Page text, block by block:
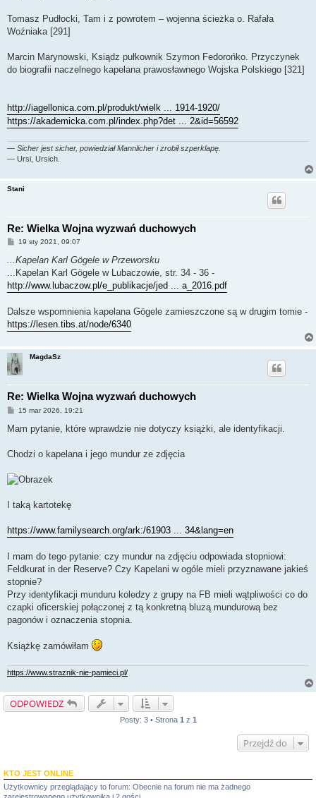
Tomasz Pudłocki, Tam i z powrotem – wojenna ścieżka o. Rafała
Woźniaka [291]
Marcin Marynowski, Ksiądz pułkownik Szymon Fedorońko. Przyczynek
do biografii naczelnego kapelana prawosławnego Wojska Polskiego [321]
http://iagellonica.com.pl/produkt/wielk ... 1914-1920/
https://akademicka.com.pl/index.php?det ... 2&id=56592
— Sicher jest sicher, powiedział Mannlicher i zrobił szperklapę.
— Ursi, Ursich.
Stani
Re: Wielka Wojna wyzwań duchowych
P
s
19 sty 2021, 09:07
...Kapelan Karl Gögele w Przeworsku
...Kapelan Karl Gögele w Lubaczowie, str. 34 - 36 -
http://www.lubaczow.pl/e_publikacje/jed ... a_2016.pdf
Dalsze wspomnienia kapelana Gögele zamieszczone są w drugim tomie -
https://lesen.tibs.at/node/6340
MagdaSz
Re: Wielka Wojna wyzwań duchowych
P
s
15 mar 2026, 19:21
Mam pytanie, które wprawdzie nie dotyczy książki, ale identyfikacji.
Chodzi o kapelana i jego mundur ze zdjęcia
I taką kartotekę
https://www.familysearch.org/ark:/61903 ... 34&lang=en
I mam do tego pytanie: czy mundur na zdjęciu odpowiada stopniowi:
Feldkurat in der Reserve? Czy Kapelani w ogóle mieli przyznawane jakieś
stopnie?
Przy identyfikacji munduru koledzy z grupy na FB mieli wątpliwości co do
czapki oficerskiej połączonej z tą konkretną bluzą mundurową bez
pagonów i oznaczenia stopnia.
Książkę zamówiłam
https://www.straznik-nie-pamieci.pl/
ODPOWIEDZ
Posty: 3 • Strona 1 z 1
Przejdź do
KTO JEST ONLINE
Użytkownicy przeglądający to forum: Obecnie na forum nie ma żadnego